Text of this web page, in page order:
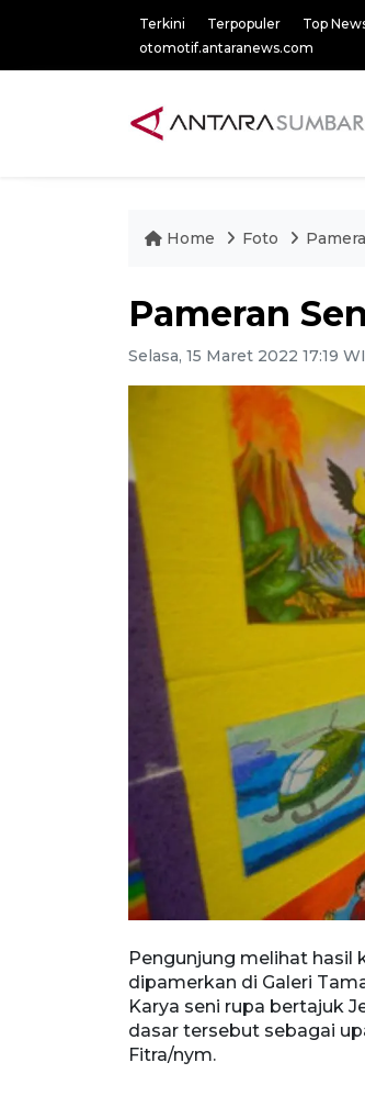
Terkini Terpopuler Top
otomotif.antaranews.com
Home Foto
Pameran
Selasa, 15 Maret 2022 17:19
Pengunjung melihat hasil
dipamerkan di Galeri
Karya seni rupa bertajuk
dasar tersebut sebagai
Fitra/nym.